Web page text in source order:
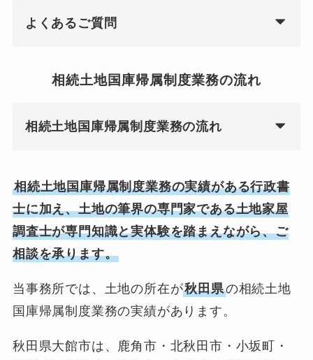
よくあるご質問
相続土地国庫帰属制度業務の流れ
相続土地国庫帰属制度業務の流れ
相続土地国庫帰属制度業務の実績がある行政書
士に加え、土地の筆界の専門家である土地家屋
調査士が専門知識と実体験を踏まえながら、ご
相談を承ります。
当事務所では、土地の所在が秋田県の相続土地
国庫帰属制度業務の実績があります。
秋田県大館市は、鹿角市・北秋田市・小坂町・